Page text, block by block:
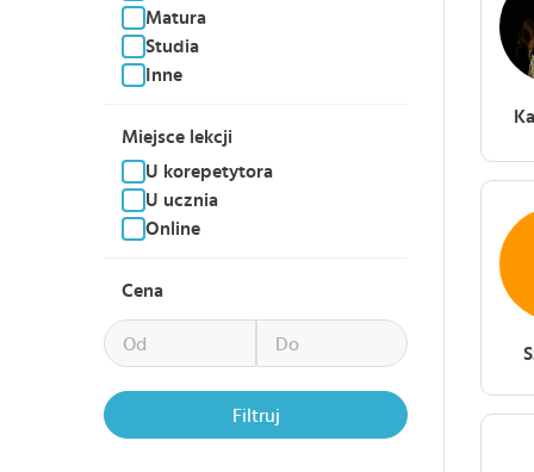
Matura
Studia
Inne
Miejsce lekcji
U korepetytora
U ucznia
Online
Cena
Filtruj